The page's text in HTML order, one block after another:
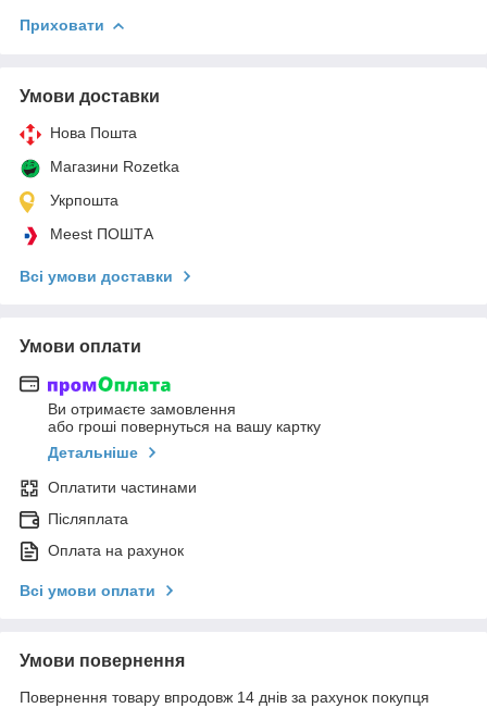
Приховати
Умови доставки
Нова Пошта
Магазини Rozetka
Укрпошта
Meest ПОШТА
Всі умови доставки
Умови оплати
Ви отримаєте замовлення
або гроші повернуться на вашу картку
Детальніше
Оплатити частинами
Післяплата
Оплата на рахунок
Всі умови оплати
Умови повернення
Повернення товару впродовж 14 днів за рахунок покупця